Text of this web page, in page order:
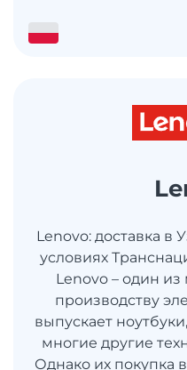
Lenovo: доставка в
условиях
Lenovo – один
производству
выпускает
многие другие
Однако их покупка